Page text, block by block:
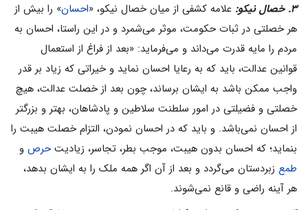
۳. خصال نیکو:
علامه کشفی از میان خصال نیکو، «احسان» را بیش از
هر خصلتی در ثبات حکومت، موثر می‌‌شمرد و در این راستا، احسان به
مردم را مایه قدرت می‌‌داند و می‌‌فرماید: «بعد از فراغ از استعمال
قوانین عدالت، باید که به رعایا احسان نماید و خیراتی که زیاد بر قدر
واجب ممکن باشد به ایشان برساند، چون بعد از خصلت عدالت، هیچ
خصلتی و فضیلتی در امور سلطنت سلاطین و پادشاهان، بهتر و بزرگتر
از احسان نمی‌‌باشد. و باید که در احسان نمودن، التزام خصلت هیبت را
بنماید؛ که احسان بدون هیبت، موجب بطر، تجاسر، زیادیتحرص و
طمع زبردستان می‌‌گردد و بعد از آن اگر همه ملک را به ایشان بدهد،
هر آینه راضی و قانع نمی‌‌شوند.